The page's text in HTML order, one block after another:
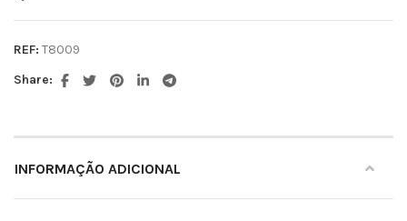
REF: T8009
Share:
INFORMAÇÃO ADICIONAL